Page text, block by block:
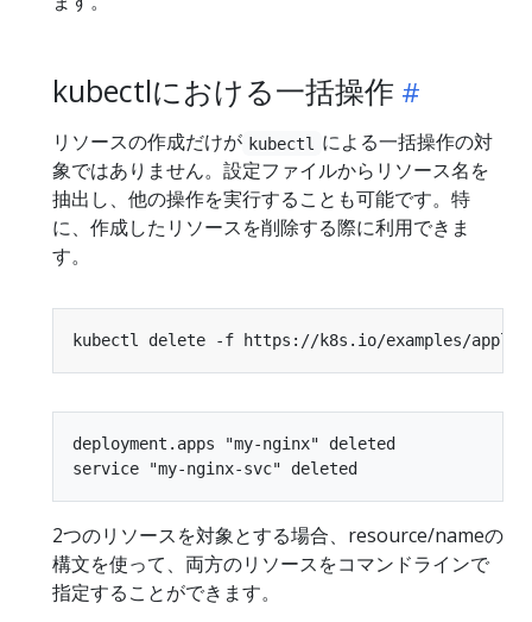
kubectlにおける一括操作
リソースの作成だけが kubectl
による一括操作の対
象ではありません。設定ファイルからリソース名を
抽出し、他の操作を実行することも可能です。特
に、作成したリソースを削除する際に利用できま
す。
deployment.apps "my-nginx" deleted
2つのリソースを対象とする場合、resource/nameの
構文を使って、両方のリソースをコマンドラインで
指定することができます。